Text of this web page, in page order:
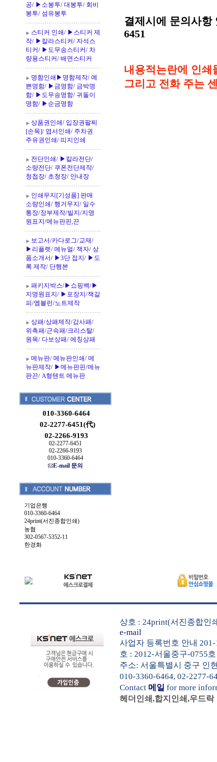
공/ ▶소봉투/ 대봉투/ 회비
봉투/ 섬유봉투
스티커 인쇄/ ▶스티커 제
작/ ▶칼라스티커/ 자석스
티커/ ▶도무송스티커/ 차
량용스티커/ 배면스티커
명함인쇄▶명함제작/ 예
쁜명함/ ▶금명함/ 금박명
함/ ▶도무송명함/ 귀돌이
명함/ ▶순금명함
상품권인쇄/ 입장권팔찌
[손목]/ 엽서인쇄/ 주차권
주유권인쇄/ 띠지인쇄
전단인쇄/ ▶칼라전단/
소량전단/ 쿠폰전단제작/
청첩장/ 초청장/ 안내장
인쇄무지[기성품] 판매
소량인쇄/ 행거무지/ 일수
통장/장부제작/빌지/지명
원표지/메뉴판핀,끈
보고서/카다로그/교재/
▶리플렛/ 메뉴얼/ 책자/ 상
품소개서/ ▶3단 접지/ ▶도
록 제작/ 단행본
패키지박스/▶쇼핑백/▶
지명원표지/ ▶포장지/책갈
피/엠블런/노트제작
상패/상패제작/감사패/
위촉패/근속패/크리스탈/
원목/ 다보상패/ 에칭상패
메뉴판/ 메뉴판인쇄/ 메
뉴판제작/ ▶메뉴판핀/메뉴
판끈/ A형텐트 메뉴판
010-3360-6464
02-2277-6451(代)
02-2266-9193
02-2277-6451
02-2266-9193
010-3360-6464
E-mail 문의
기업은행
010-3360-6464
24print(서진종합인쇄)
농협
302-0567-5352-11
한경화
결제시에 문의사항
6451
내용적는란에 인쇄
그리고 전화 주는
상호 : 24print(서진종합인
e-mail
사업자 등록번호 안내
호 : 2012-서울중구-0755호
주소: 서울특별시 중구 인
010-3360-6464, 02-2277-
Contact 메일 for more
헤더인쇄,합지인쇄,우드락